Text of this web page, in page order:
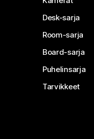
Desk-sarja
Room-sarja
Board-sarja
Puhelinsarja
Tarvikkeet